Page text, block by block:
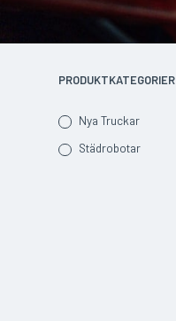
PRODUKTKATEGORIER
Nya Truckar
Städrobotar